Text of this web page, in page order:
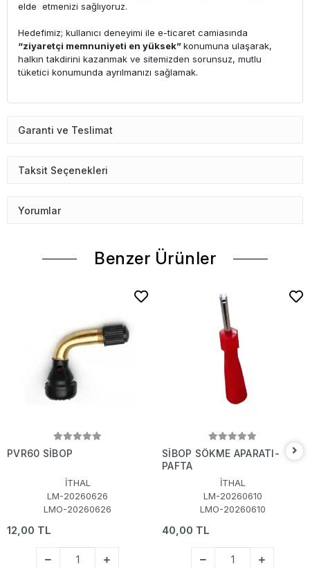
elde etmenizi sağlıyoruz.
Hedefimiz; kullanıcı deneyimi ile e-ticaret camiasında
“ziyaretçi memnuniyeti en yüksek”konumuna ulaşarak,
halkın takdirini kazanmak ve sitemizden sorunsuz, mutlu
tüketici konumunda ayrılmanızı sağlamak.
Garanti ve Teslimat
Taksit Seçenekleri
Yorumlar
Benzer Ürünler
PVR60 SİBOP
İTHAL
LM-20260626
LMO-20260626
12,00 TL
SİBOP SÖKME APARATI-
PAFTA
İTHAL
LM-20260610
LMO-20260610
40,00 TL